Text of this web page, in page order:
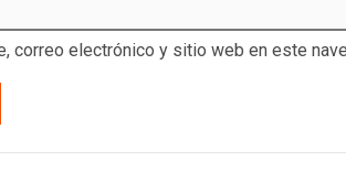
correo electrónico y sitio web en este